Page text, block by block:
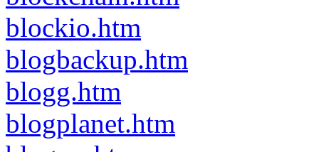
blockio.htm
blogbackup.htm
blogg.htm
blogplanet.htm